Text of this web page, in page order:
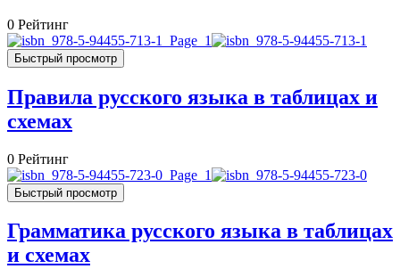
0 Рейтинг
Быстрый просмотр
Правила русского языка в таблицах и
схемах
0 Рейтинг
Быстрый просмотр
Грамматика русского языка в таблицах
и схемах